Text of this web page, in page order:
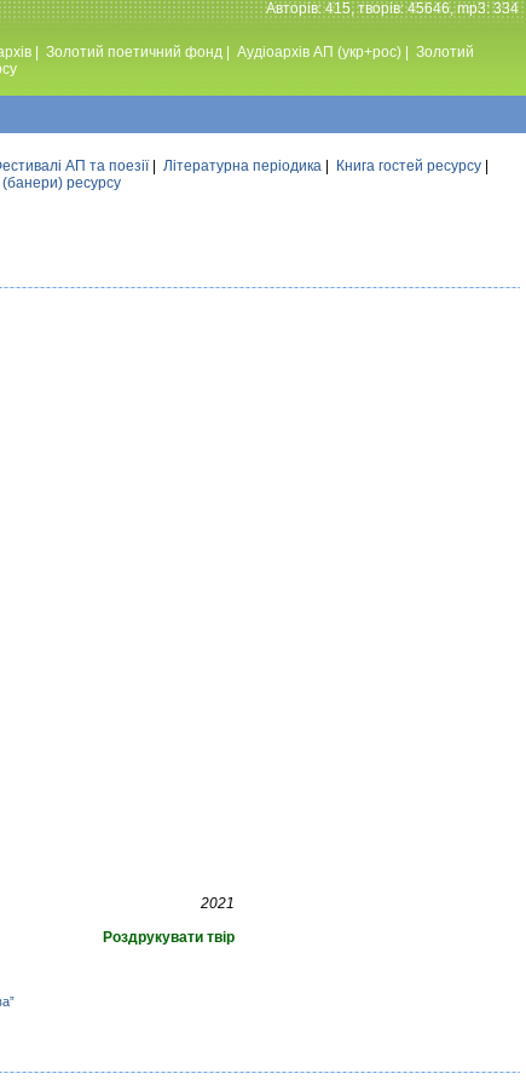
Авторiв: 415, творiв: 45646, mp3: 334
Золотий поетичний фонд Аудiоархiв АП (укр+рос)
Золотий
АП та поезiї| Літературна періодика Книга гостей ресурсу
(банери) ресурсу
2021
Роздрукувати твір